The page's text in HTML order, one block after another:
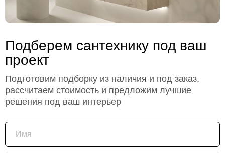
Подберем сантехнику под ваш
проект
Подготовим подборку из наличия и под заказ,
рассчитаем стоимость и предложим лучшие
решения под ваш интерьер
Имя